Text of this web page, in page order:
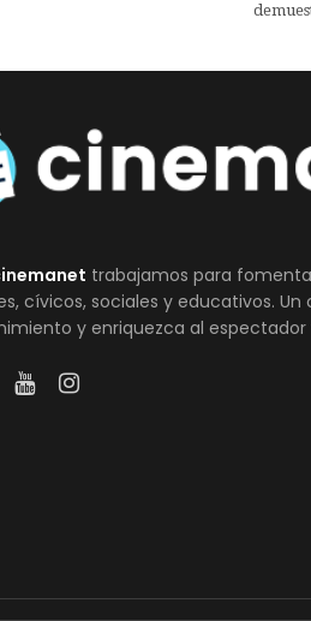
trabajamos para
cívicos, sociales y educativos.
y enriquezca al espectador